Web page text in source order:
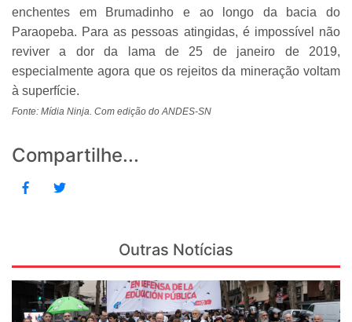
enchentes em Brumadinho e ao longo da bacia do
Paraopeba. Para as pessoas atingidas, é impossível não
reviver a dor da lama de 25 de janeiro de 2019,
especialmente agora que os rejeitos da mineração voltam
à superfície.
Fonte: Mídia Ninja. Com edição do ANDES-SN
Compartilhe...
Outras Notícias